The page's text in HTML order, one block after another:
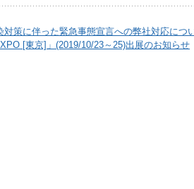
対策に伴った緊急事態宣言への弊社対応につ
[東京]」(2019/10/23～25)出展のお知らせ